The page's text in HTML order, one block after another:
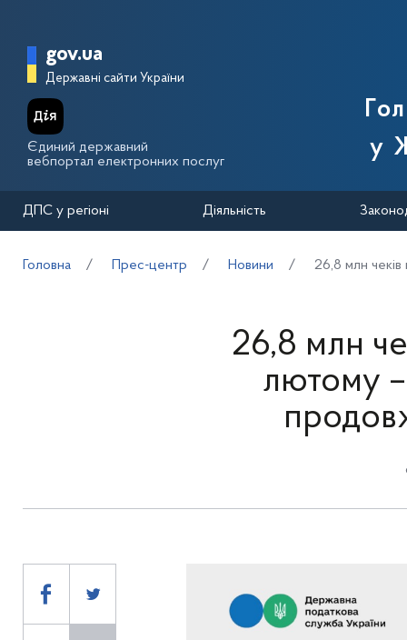
Головна сторінка Державної
gov.ua
Державні сайти України
Єдиний державний
вебпортал електронних послуг
у
ДПС у регіоні Діяльність
Головна Прес-центр Новини 26,8 млн чеків
26,8 млн
лютому –